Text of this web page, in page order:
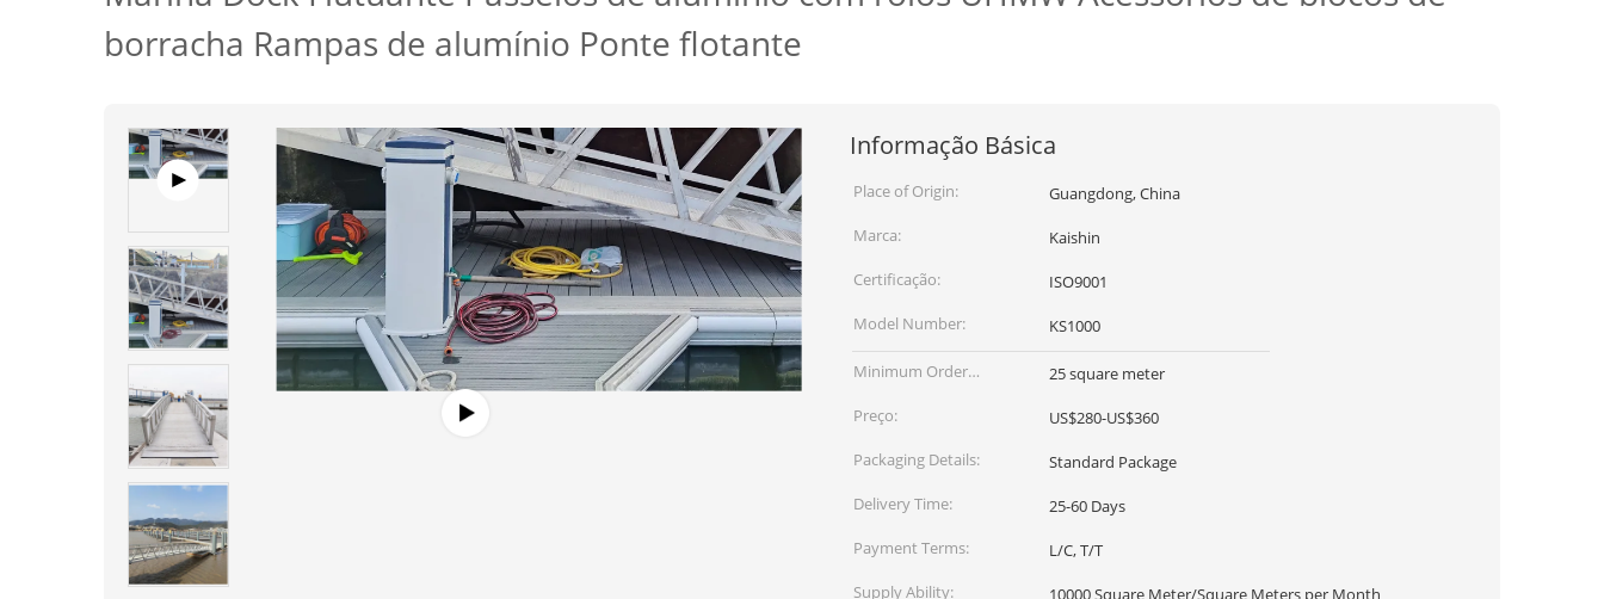
borracha Rampas de alumínio Ponte flotante
Informação Básica
Place of Origin:
Guangdong, China
Marca:
Kaishin
Certificação:
ISO9001
Model Number:
KS1000
Minimum Order
Quantity:
25 square meter
Preço:
US$280-US$360
Packaging Details:
Standard Package
Delivery Time:
25-60 Days
Payment Terms:
L/C, T/T
Supply Ability:
10000 Square Meter/Square Meters per Month